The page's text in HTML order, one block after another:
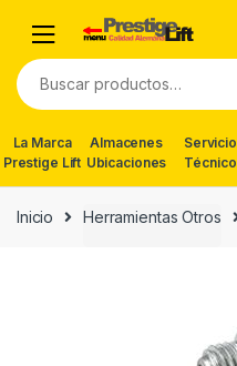
navigation
content
Buscar
por:
La Marca
Prestige Lift
Almacenes
Ubicaciones
Servicio
Técnico
Inicio Herramientas Otros